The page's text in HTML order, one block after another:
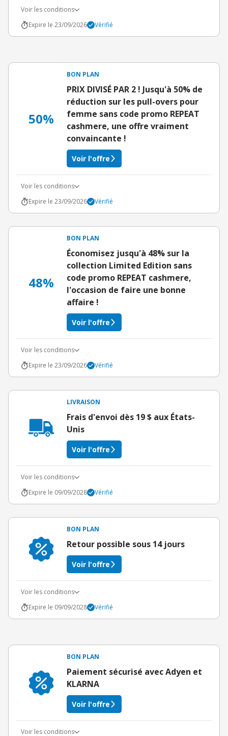
Voir les conditions
Expire le 23/09/2026
Vérifié
50%
BON PLAN
PRIX DIVISÉ PAR 2 ! Jusqu'à 50% de
réduction sur les pull-overs pour
femme sans code promo REPEAT
cashmere, une offre vraiment
convaincante !
Voir l'offre
Voir les conditions
Expire le 23/09/2026
Vérifié
48%
BON PLAN
Économisez jusqu'à 48% sur la
collection Limited Edition sans
code promo REPEAT cashmere,
l'occasion de faire une bonne
affaire !
Voir l'offre
Voir les conditions
Expire le 23/09/2026
Vérifié
LIVRAISON
Frais d'envoi dès 19 $ aux États-
Unis
Voir l'offre
Voir les conditions
Expire le 09/09/2028
Vérifié
BON PLAN
Retour possible sous 14 jours
Voir l'offre
Voir les conditions
Expire le 09/09/2028
Vérifié
BON PLAN
Paiement sécurisé avec Adyen et
KLARNA
Voir l'offre
Voir les conditions